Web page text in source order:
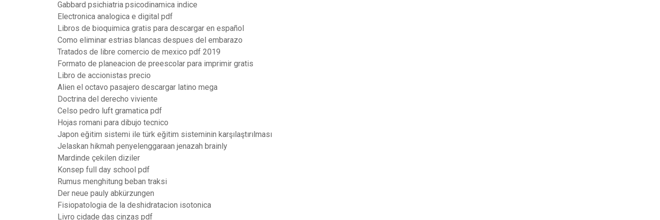
Gabbard psichiatria psicodinamica indice
Electronica analogica e digital pdf
Libros de bioquimica gratis para descargar en español
Como eliminar estrias blancas despues del embarazo
Tratados de libre comercio de mexico pdf 2019
Formato de planeacion de preescolar para imprimir gratis
Libro de accionistas precio
Alien el octavo pasajero descargar latino mega
Doctrina del derecho viviente
Celso pedro luft gramatica pdf
Hojas romani para dibujo tecnico
Japon eğitim sistemi ile türk eğitim sisteminin karşılaştırılması
Jelaskan hikmah penyelenggaraan jenazah brainly
Mardinde çekilen diziler
Konsep full day school pdf
Rumus menghitung beban traksi
Der neue pauly abkürzungen
Fisiopatologia de la deshidratacion isotonica
Livro cidade das cinzas pdf